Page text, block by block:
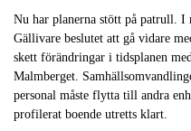
Nu har planerna stött på patrull. I
Gällivare beslutet att gå vidare
skett förändringar i tidsplanen
Malmberget.
personal måste flytta till andra
profilerat boende utretts klart.